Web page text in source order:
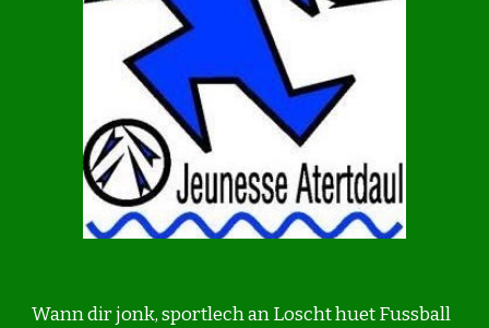
Wann dir jonk, sportlech an Loscht huet Fussball